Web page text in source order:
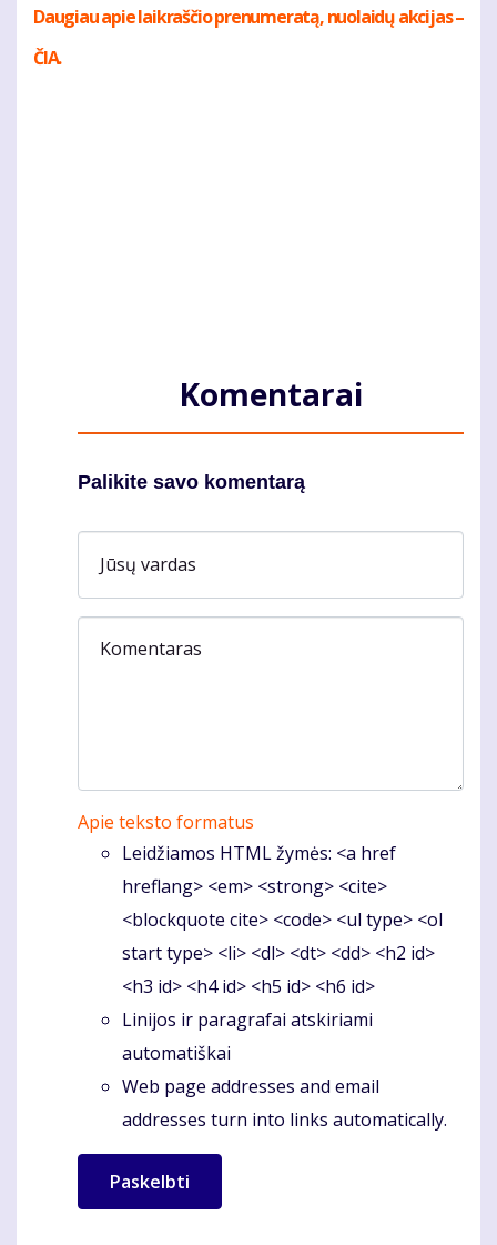
Daugiau apie laikraščio prenumeratą, nuolaidų akcijas –
ČIA.
Komentarai
Palikite savo komentarą
Jūsų vardas
Komentaras
Apie teksto formatus
Leidžiamos HTML žymės: <a href
hreflang> <em> <strong> <cite>
<blockquote cite> <code> <ul type> <ol
start type> <li> <dl> <dt> <dd> <h2 id>
<h3 id> <h4 id> <h5 id> <h6 id>
Linijos ir paragrafai atskiriami
automatiškai
Web page addresses and email
addresses turn into links automatically.